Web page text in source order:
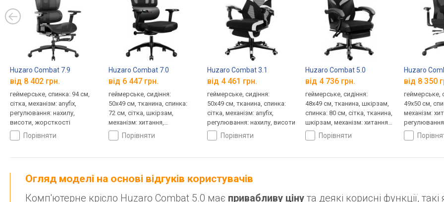
Huzaro Combat 7.9
від 8 402 грн.
геймерське, спинка: 94 см,
сітка, механізм: anyfix,
регулювання: нахилу,
висоти, жорсткості
порівняти
Huzaro Combat 7.0
від 6 447 грн.
геймерське, сидіння:
50x49 см, тканина, спинка:
72 см, сітка, шкірзам,
механізм: хитання,
регулювання: нахилу,
висоти, жорсткості
порівняти
Huzaro Combat 3.1
від 4 461 грн.
геймерське, сидіння:
50x49 см, тканина, спинка:
сітка, механізм: anyfix,
регулювання: нахилу, висоти
порівняти
Huzaro Combat 5.0
від 4 736 грн.
геймерське, сидіння:
48x49 см, тканина, шкірзам,
спинка: 80 см, сітка, тканина,
шкірзам, механізм: хитання,
регулювання: нахилу,
висоти, жорсткості
порівняти
Huzaro
від 8 350
геймерське,
49x50 см,
механізм:
висоти,
Огляд моделі на основі відгуків користувачів
Комп'ютерне крісло Huzaro Combat 5.0 має привабливу ціну та деякі корисні функції, такі